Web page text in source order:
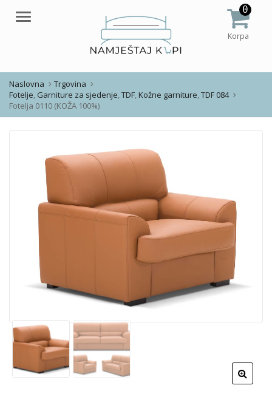
Meni
0
Korpa
Naslovna
Trgovina
Fotelje, Garniture za sjedenje,TDF,Kožne garniture,TDF 084
Fotelja 0110 (KOŽA 100%)